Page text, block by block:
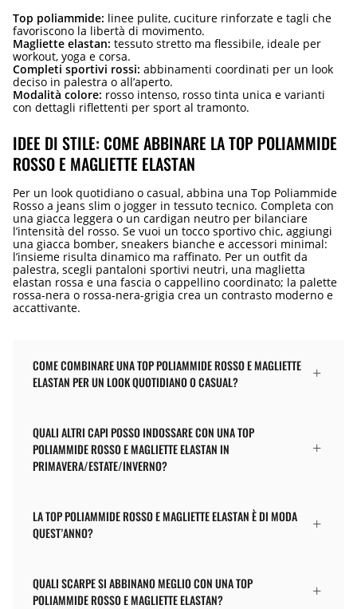
Top poliammide: linee pulite, cuciture rinforzate e tagli che
favoriscono la libertà di movimento.
Magliette elastan: tessuto stretto ma flessibile, ideale per
workout, yoga e corsa.
Completi sportivi rossi: abbinamenti coordinati per un look
deciso in palestra o all’aperto.
Modalità colore: rosso intenso, rosso tinta unica e varianti
con dettagli riflettenti per sport al tramonto.
IDEE DI STILE: COME ABBINARE LA TOP POLIAMMIDE
ROSSO E MAGLIETTE ELASTAN
Per un look quotidiano o casual, abbina una Top Poliammide
Rosso a jeans slim o jogger in tessuto tecnico. Completa con
una giacca leggera o un cardigan neutro per bilanciare
l’intensità del rosso. Se vuoi un tocco sportivo chic, aggiungi
una giacca bomber, sneakers bianche e accessori minimal:
l’insieme risulta dinamico ma raffinato. Per un outfit da
palestra, scegli pantaloni sportivi neutri, una maglietta
elastan rossa e una fascia o cappellino coordinato; la palette
rossa-nera o rossa-nera-grigia crea un contrasto moderno e
accattivante.
COME COMBINARE UNA TOP POLIAMMIDE ROSSO E MAGLIETTE
ELASTAN PER UN LOOK QUOTIDIANO O CASUAL?
QUALI ALTRI CAPI POSSO INDOSSARE CON UNA TOP
POLIAMMIDE ROSSO E MAGLIETTE ELASTAN IN
PRIMAVERA/ESTATE/INVERNO?
LA TOP POLIAMMIDE ROSSO E MAGLIETTE ELASTAN È DI MODA
QUEST’ANNO?
QUALI SCARPE SI ABBINANO MEGLIO CON UNA TOP
POLIAMMIDE ROSSO E MAGLIETTE ELASTAN?